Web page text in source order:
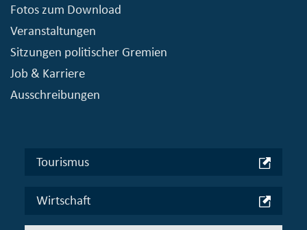
Fotos zum Download
Veranstaltungen
Sitzungen politischer Gremien
Job & Karriere
Ausschreibungen
Tourismus
Wirtschaft